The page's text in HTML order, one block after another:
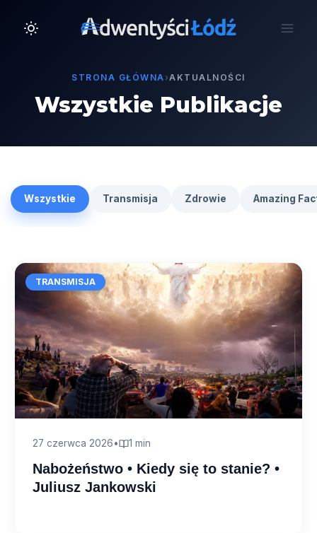
STRONA GŁÓWNA ›AKTUALNOŚCI
Wszystkie Publikacje
Wszystkie Transmisja Zdrowie Amazing
TRANSMISJA
27 czerwca 2026• 1 min
Nabożeństwo • Kiedy się to stanie? •
Juliusz Jankowski